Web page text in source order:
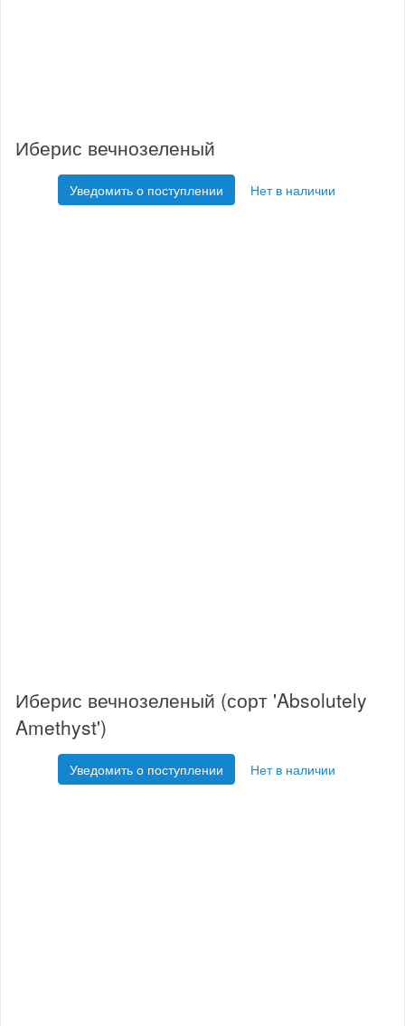
Иберис вечнозеленый
Уведомить о поступлении Нет в наличии
Иберис вечнозеленый (сорт 'Absolutely
Amethyst')
Уведомить о поступлении Нет в наличии